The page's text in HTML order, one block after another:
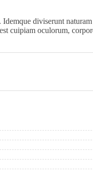
diviserunt
cuipiam oculorum,